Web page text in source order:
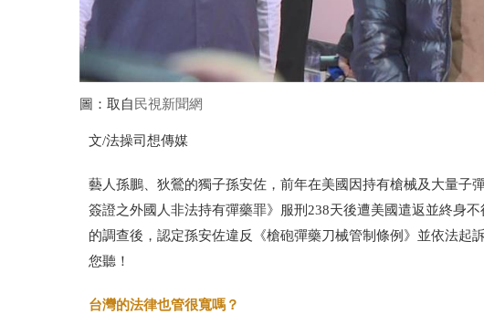
圖：取自 民視新聞網
文/法操司想傳媒
藝人孫鵬、狄鶯的獨子孫安佐，前年在美國因持有槍械及大量子
簽證之外國人非法持有彈藥罪》服刑 238天後遭美國遣返並終身
的調查後，認定孫安佐違反《槍砲彈藥刀械管制條例》並依法
您聽！
台灣的法律也管很寬嗎？